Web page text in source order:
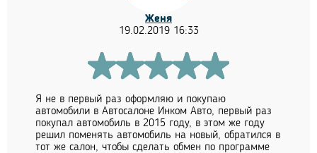
Женя
19.02.2019 16:33
Я не в первый раз оформляю и покупаю
автомобили в Автосалоне Инком Авто, первый раз
покупал автомобиль в 2015 году, в этом же году
решил поменять автомобиль на новый, обратился в
тот же салон, чтобы сделать обмен по программе